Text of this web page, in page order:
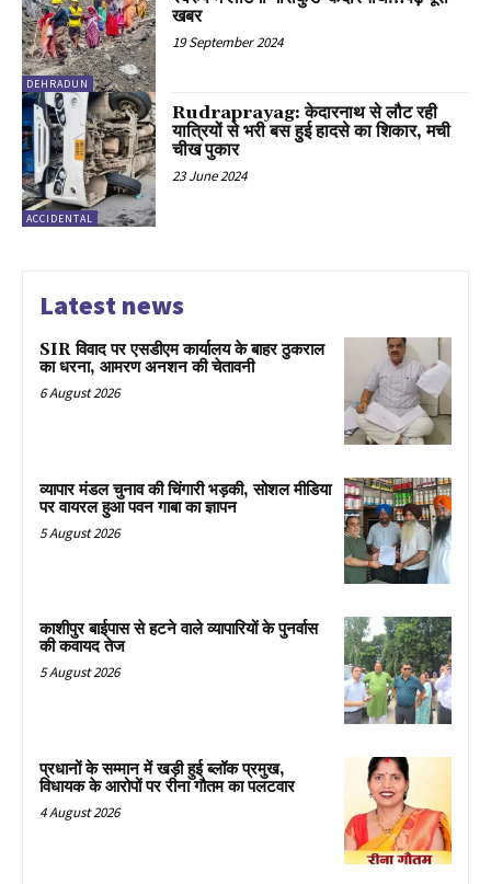
DEHRADUN
खबर
19 September 2024
ACCIDENTAL
Rudraprayag: केदारनाथ से लौट रही
यात्रियों से भरी बस हुई हादसे का शिकार, मची
चीख पुकार
23 June 2024
Latest news
SIR विवाद पर एसडीएम कार्यालय के बाहर ठुकराल
का धरना, आमरण अनशन की चेतावनी
6 August 2026
व्यापार मंडल चुनाव की चिंगारी भड़की, सोशल मीडिया
पर वायरल हुआ पवन गाबा का ज्ञापन
5 August 2026
काशीपुर बाईपास से हटने वाले व्यापारियों के पुनर्वास
की कवायद तेज
5 August 2026
प्रधानों के सम्मान में खड़ी हुई ब्लॉक प्रमुख,
विधायक के आरोपों पर रीना गौतम का पलटवार
4 August 2026